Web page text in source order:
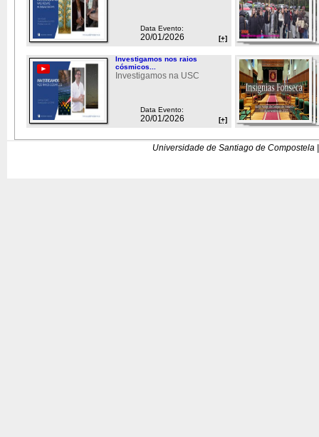
Data Evento:
20/01/2026 [+]
Investigamos nos raios
cósmicos...
Investigamos na USC
Data Evento:
20/01/2026 [+]
Universidade de Santiago de